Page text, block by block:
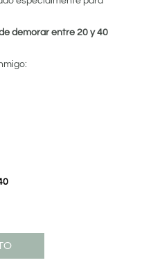
demorar entre 20 y 40